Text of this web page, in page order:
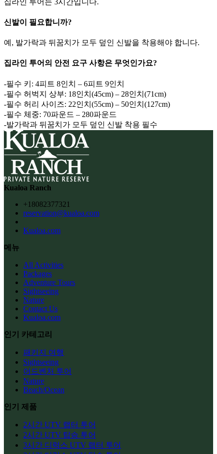
신발이 필요합니까?
예, 발가락과 뒤꿈치가 모두 덮인 신발을 착용해야 합니다.
집라인 투어의 안전 요구 사항은 무엇인가요?
-필수 키: 4피트 8인치 – 6피트 9인치
-필수 허벅지 상부: 18인치(45cm) – 28인치(71cm)
-필수 허리 사이즈: 22인치(55cm) – 50인치(127cm)
-필수 체중: 70파운드 – 280파운드
-발가락과 뒤꿈치가 모두 덮인 신발 착용 필수
Kualoa Ranch
+18082377321
reservation@kualoa.com
Kualoa.com
메뉴
All Activities
Packages
Adventure Tours
Sightseeing
Nature
Contact Us
Kualoa.com
인기 카테고리
패키지 여행
Sightseeing
어드벤처 투어
Nature
Beach/Ocean
인기 제품
2시간 UTV 랩터 투어
2시간 UTV 탑승 투어
3시간 디럭스 UTV 랩터 투어